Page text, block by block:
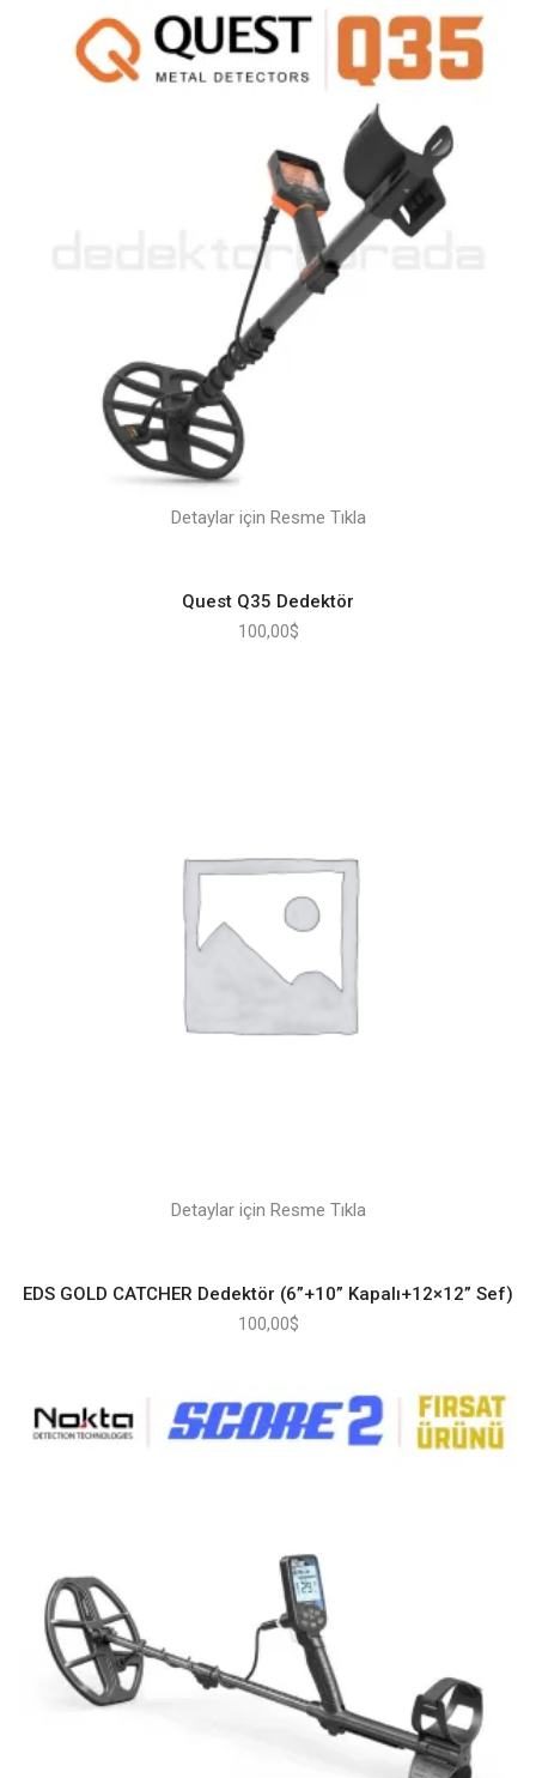
Detaylar için Resme Tıkla
Quest Q35 Dedektör
100,00$
Detaylar için Resme Tıkla
EDS GOLD CATCHER Dedektör (6”+10” Kapalı+12×12” Sef)
100,00$